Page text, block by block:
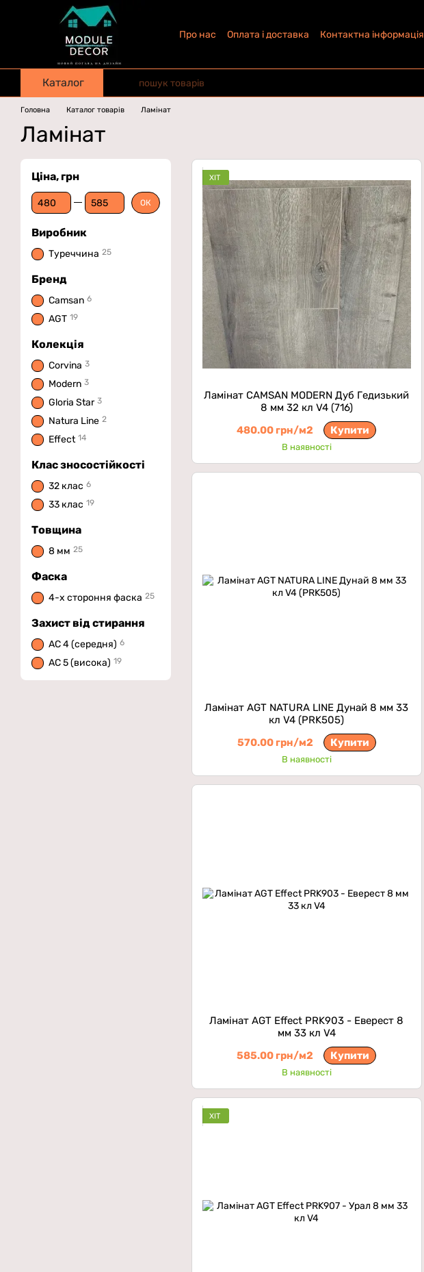
Перейти до основного контенту
Про нас Оплата і доставка Контактна інформація
Каталог
Головна Каталог товарів Ламінат
Ламінат
ХІТ
Ламінат CAMSAN MODERN Дуб Гедизький
8 мм 32 кл V4 (716)
480.00 грн/м2
Купити
В наявності
Ламінат AGT NATURA LINE Дунай 8 мм 33
кл V4 (PRK505)
570.00 грн/м2
Купити
В наявності
Ламінат AGT Effect PRK903 - Еверест 8
мм 33 кл V4
585.00 грн/м2
Купити
В наявності
ХІТ
Ціна, грн
Від Ціна, грн
До Ціна, грн ОК
Виробник
Туреччина 25
Бренд
Camsan 6
AGT 19
Колекція
Corvina 3
Modern 3
Gloria Star 3
Natura Line 2
Effect 14
Клас зносостійкості
32 клас 6
33 клас 19
Товщина
8 мм 25
Фаска
4-х стороння фаска 25
Захист від стирання
AC 4 (середня) 6
AC 5 (висока) 19